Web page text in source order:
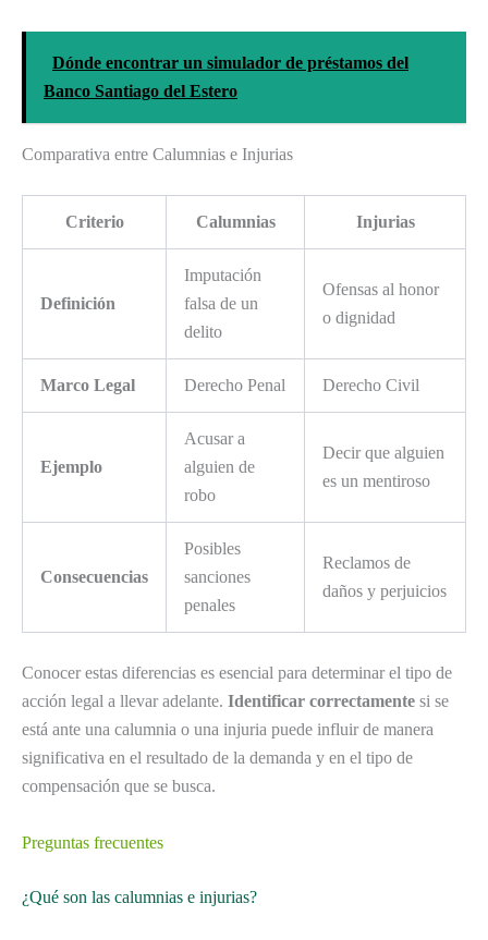
Dónde encontrar un simulador de préstamos del
Banco Santiago del Estero
Comparativa entre Calumnias e Injurias
Criterio Calumnias Injurias
Definición
Imputación
falsa de un
delito
Ofensas al honor
o dignidad
Marco Legal Derecho Penal Derecho Civil
Ejemplo
Acusar a
alguien de
robo
Decir que alguien
es un mentiroso
Consecuencias
Posibles
sanciones
penales
Reclamos de
daños y perjuicios
Conocer estas diferencias es esencial para determinar el tipo de
acción legal a llevar adelante. Identificar correctamente si se
está ante una calumnia o una injuria puede influir de manera
significativa en el resultado de la demanda y en el tipo de
compensación que se busca.
Preguntas frecuentes
¿Qué son las calumnias e injurias?